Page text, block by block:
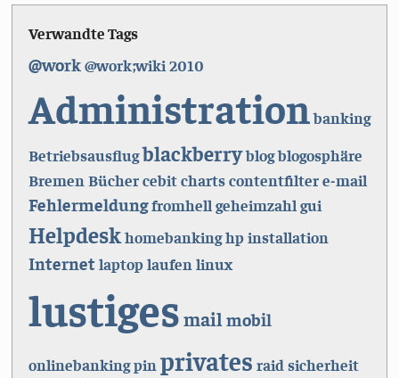
Impressum/Datenschutz
Verwandte Tags
@work@work;wiki 2010
Administrationbanking
Betriebsausflugblackberryblogblogosphäre
Bremen Büchercebitchartscontentfiltere-mail
Fehlermeldungfromhell geheimzahl gui
Helpdeskhomebankinghpinstallation
Internet laptoplaufen linux
lustigesmail mobil
onlinebankingpin privates raid sicherheit